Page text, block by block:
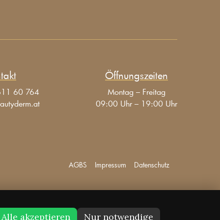
60 764
Öffnungszeiten
Montag – Freitag
09:00 Uhr – 19:00 Uhr
AGBS Impressum Datenschutz
Alle akzeptieren Nur notwendige